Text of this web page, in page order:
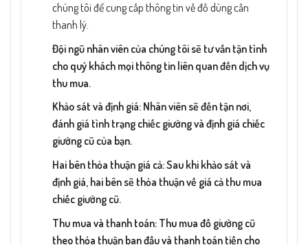
chúng tôi để cung cấp thông tin về đồ dùng cần
thanh lý.
Đội ngũ nhân viên của chúng tôi sẽ tư vấn tận tình
cho quý khách mọi thông tin liên quan đến dịch vụ
thu mua.
Khảo sát và định giá: Nhân viên sẽ đến tận nơi,
đánh giá tình trạng chiếc giường và định giá chiếc
giường cũ của bạn.
Hai bên thỏa thuận giá cả: Sau khi khảo sát và
định giá, hai bên sẽ thỏa thuận về giá cả thu mua
chiếc giường cũ.
Thu mua và thanh toán: Thu mua đồ giường cũ
theo thỏa thuận ban đầu và thanh toán tiền cho